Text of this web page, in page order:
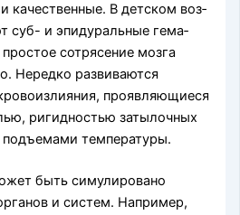
качественные. В детском воз­
суб- и эпидуральные гема­
сотрясение мозга
Нередко развиваются
проявляющиеся
ригидностью затылочных
температуры.
быть симулировано
и систем. Например,